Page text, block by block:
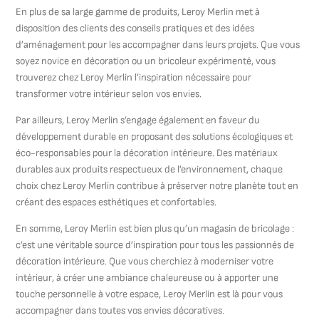
En plus de sa large gamme de produits, Leroy Merlin met à
disposition des clients des conseils pratiques et des idées
d’aménagement pour les accompagner dans leurs projets. Que vous
soyez novice en décoration ou un bricoleur expérimenté, vous
trouverez chez Leroy Merlin l’inspiration nécessaire pour
transformer votre intérieur selon vos envies.
Par ailleurs, Leroy Merlin s’engage également en faveur du
développement durable en proposant des solutions écologiques et
éco-responsables pour la décoration intérieure. Des matériaux
durables aux produits respectueux de l’environnement, chaque
choix chez Leroy Merlin contribue à préserver notre planète tout en
créant des espaces esthétiques et confortables.
En somme, Leroy Merlin est bien plus qu’un magasin de bricolage :
c’est une véritable source d’inspiration pour tous les passionnés de
décoration intérieure. Que vous cherchiez à moderniser votre
intérieur, à créer une ambiance chaleureuse ou à apporter une
touche personnelle à votre espace, Leroy Merlin est là pour vous
accompagner dans toutes vos envies décoratives.